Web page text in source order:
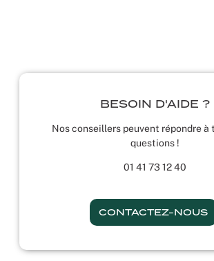
BESOIN D'AIDE ?
Nos conseillers peuvent répondre à
questions !
01 41 73 12 40
CONTACTEZ-NOUS